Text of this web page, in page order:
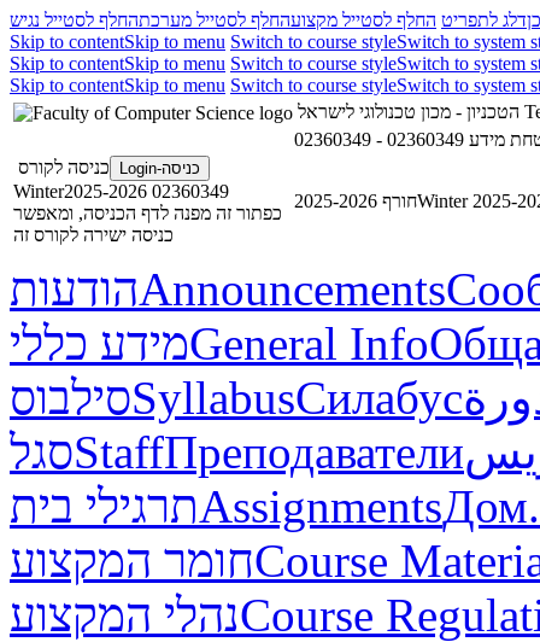
דלג לתפריט החלף לסטייל מקצועהחלף לסטייל מערכתהחלף לסטייל נגיש
Skip to contentSkip to menu Switch to course styleSwitch to system
Skip to contentSkip to menu Switch to course styleSwitch to system
Skip to contentSkip to menu Switch to course styleSwitch to system
באבטחת מידע
כניסה-Login
כניסה לקורס
02360349 Winter2025-2026
כפתור זה מפנה לדף הכניסה, ומאפשר
כניסה ישירה לקורס זה
חורף 2025-2026Winter 2025-
הודעותAnnouncements
מידע כלליGeneral Info
סילבוסSyllabusСилабус
סגלStaffПреподаватели
תרגילי ביתAssignmentsДом.
חומר המקצועCourse
נהלי המקצועCourse